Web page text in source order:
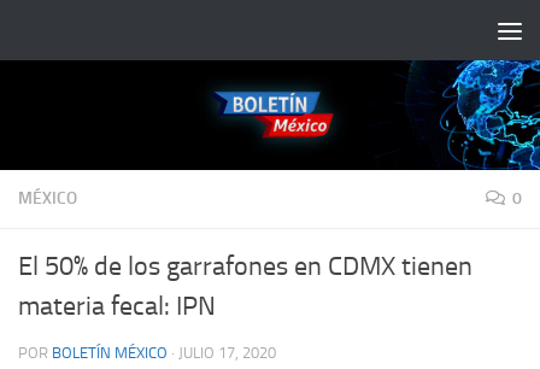
MÉXICO 0
El 50% de los garrafones en CDMX tienen
materia fecal: IPN
POR BOLETÍN MÉXICO · JULIO 17, 2020